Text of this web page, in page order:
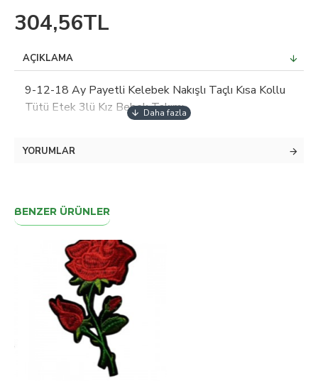
304,56TL
AÇIKLAMA
9-12-18 Ay Payetli Kelebek Nakışlı Taçlı Kısa Kollu
Tütü Etek 3lü Kız Bebek Takımı
YORUMLAR
BENZER ÜRÜNLER